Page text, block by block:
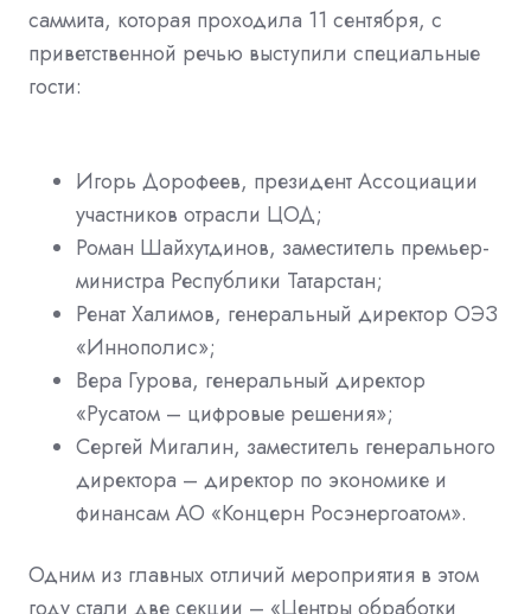
саммита, которая проходила 11 сентября, с
приветственной речью выступили специальные
гости:
Игорь Дорофеев, президент Ассоциации
участников отрасли ЦОД;
Роман Шайхутдинов, заместитель премьер-
министра Республики Татарстан;
Ренат Халимов, генеральный директор ОЭЗ
«Иннополис»;
Вера Гурова, генеральный директор
«Русатом – цифровые решения»;
Сергей Мигалин, заместитель генерального
директора – директор по экономике и
финансам АО «Концерн Росэнергоатом».
Одним из главных отличий мероприятия в этом